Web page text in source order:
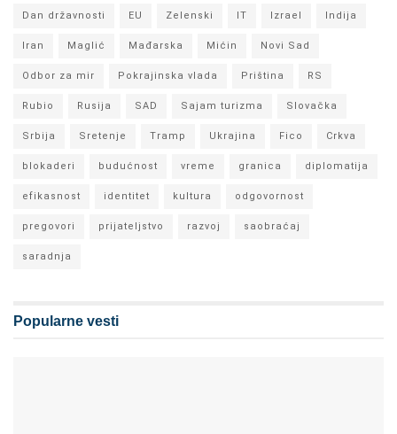
Dan državnosti EU Zelenski IT Izrael Indija
Iran Maglić Mađarska Mićin Novi Sad
Odbor za mir Pokrajinska vlada Priština RS
Rubio Rusija SAD Sajam turizma Slovačka
Srbija Sretenje Tramp Ukrajina Fico Crkva
blokaderi budućnost vreme granica diplomatija
efikasnost identitet kultura odgovornost
pregovori prijateljstvo razvoj saobraćaj
saradnja
Popularne vesti